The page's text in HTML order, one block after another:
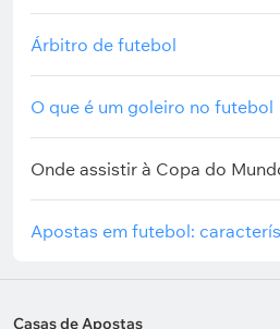
Árbitro de futebol
O que é um goleiro no futebol
Onde assistir à Copa do
Apostas em futebol:
Casas de Apostas